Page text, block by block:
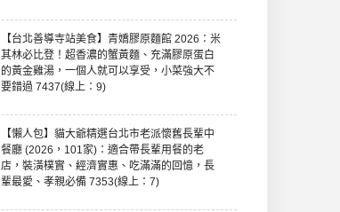
【台北善導寺站美食】青嬌膠原麵館 2026：米
其林必比登！超香濃的蟹黃麵、充滿膠原蛋白
的黃金雞湯，一個人就可以享受，小菜強大不
要錯過 7437(線上：9)
【懶人包】貓大爺精選台北市老派懷舊長輩中
餐廳 (2026，101家)：適合帶長輩用餐的老
店，裝潢樸實、經濟實惠、吃滿滿的回憶，長
輩最愛、孝親必備 7353(線上：7)